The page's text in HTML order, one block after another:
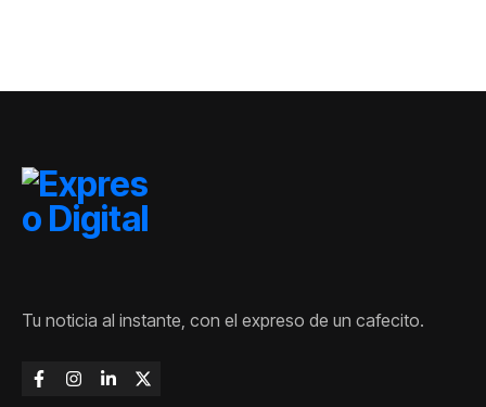
Tu noticia al instante, con el expreso de un cafecito.